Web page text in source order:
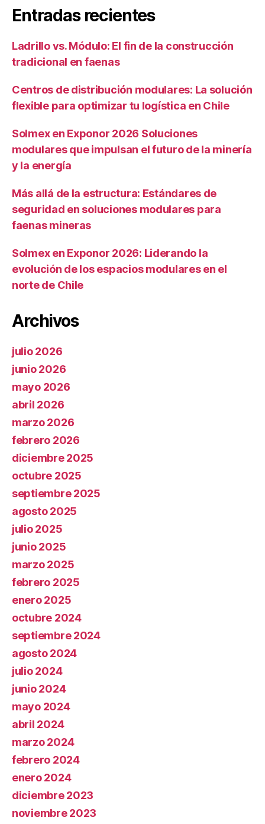
Entradas recientes
Ladrillo vs. Módulo: El fin de la construcción
tradicional en faenas
Centros de distribución modulares: La solución
flexible para optimizar tu logística en Chile
Solmex en Exponor 2026 Soluciones
modulares que impulsan el futuro de la minería
y la energía
Más allá de la estructura: Estándares de
seguridad en soluciones modulares para
faenas mineras
Solmex en Exponor 2026: Liderando la
evolución de los espacios modulares en el
norte de Chile
Archivos
julio 2026
junio 2026
mayo 2026
abril 2026
marzo 2026
febrero 2026
diciembre 2025
octubre 2025
septiembre 2025
agosto 2025
julio 2025
junio 2025
marzo 2025
febrero 2025
enero 2025
octubre 2024
septiembre 2024
agosto 2024
julio 2024
junio 2024
mayo 2024
abril 2024
marzo 2024
febrero 2024
enero 2024
diciembre 2023
noviembre 2023